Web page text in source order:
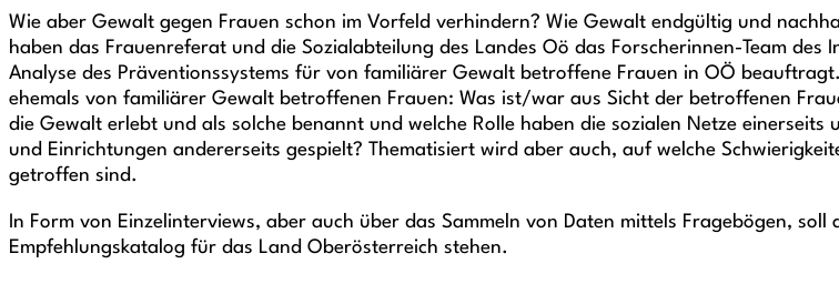
Wie aber Gewalt gegen Frauen schon im Vorfeld verhindern? Wie Gewalt endgültig und
haben das Frauenreferat und die Sozialabteilung des Landes Oö das Forscherinnen-Team
Analyse des Präventionssystems für von familiärer Gewalt betroffene Frauen in OÖ
ehemals von familiärer Gewalt betroffenen Frauen: Was ist/war aus Sicht der betroffenen
die Gewalt erlebt und als solche benannt und welche Rolle haben die sozialen Netze
und Einrichtungen andererseits gespielt? Thematisiert wird aber auch, auf welche
getroffen sind.
In Form von Einzelinterviews, aber auch über das Sammeln von Daten mittels Fragebögen,
Empfehlungskatalog für das Land Oberösterreich stehen.